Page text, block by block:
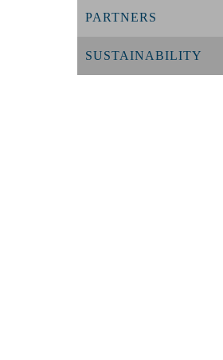
PARTNERS
SUSTAINABILITY